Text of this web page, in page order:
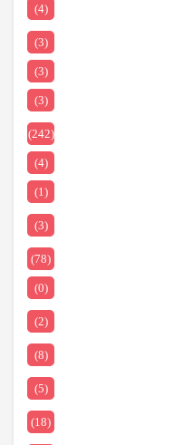
(4)
(3)
(3)
(3)
(242)
(4)
(1)
(3)
(78)
(0)
(2)
(8)
(5)
(18)